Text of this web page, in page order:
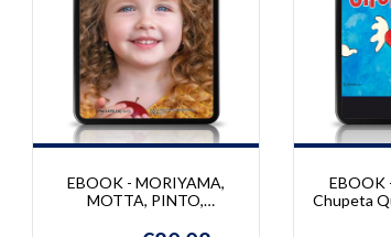
EBOOK - MORIYAMA,
MOTTA, PINTO,
EBOOK
Chupeta